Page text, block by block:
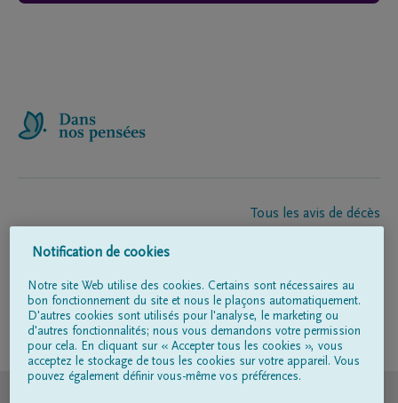
Tous les avis de décès
Entrepreneur de pompes funèbres
Suivez-nous sur
Notification de cookies
Notre site Web utilise des cookies. Certains sont nécessaires au
bon fonctionnement du site et nous le plaçons automatiquement.
D'autres cookies sont utilisés pour l'analyse, le marketing ou
d'autres fonctionnalités; nous vous demandons votre permission
pour cela. En cliquant sur « Accepter tous les cookies », vous
acceptez le stockage de tous les cookies sur votre appareil. Vous
pouvez également définir vous-même vos préférences.